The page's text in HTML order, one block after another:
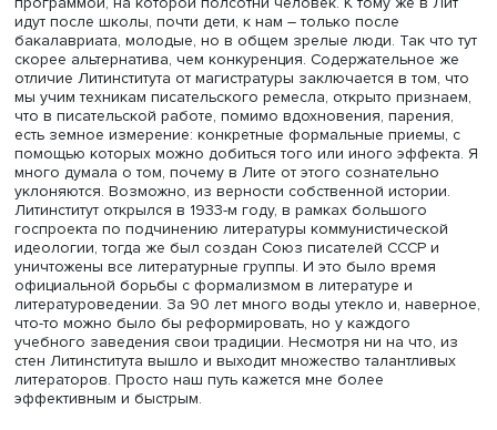
Майя Кучерская, фото: Высшая школа экономики
Это конкуренция с Литературным институтом?
Честно говоря, так я нашу программу никогда не
воспринимала. Послушайте, ну, как можно сравнивать
большой институт, в котором тысячи студентов учатся
протяжении пяти лет, с нашей скромной двухлетней
программой, на которой полсотни человек. К тому же в
идут после школы, почти дети, к нам – только после
бакалавриата, молодые, но в общем зрелые люди. Так
скорее альтернатива, чем конкуренция.
отличие Литинститута от магистратуры заключается в
мы учим техникам писательского ремесла, открыто
что в писательской работе, помимо вдохновения,
есть земное измерение: конкретные формальные
помощью которых можно добиться того или иного